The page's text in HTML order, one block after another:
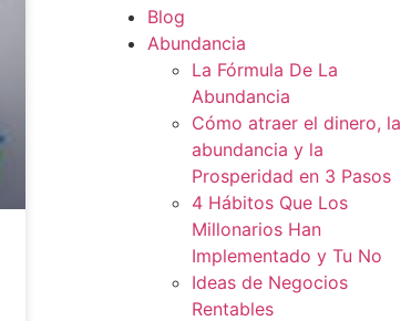
Blog
Abundancia
La Fórmula De La
Abundancia
Cómo atraer el dinero, la
abundancia y la
Prosperidad en 3 Pasos
4 Hábitos Que Los
Millonarios Han
Implementado y Tu No
Ideas de Negocios
Rentables